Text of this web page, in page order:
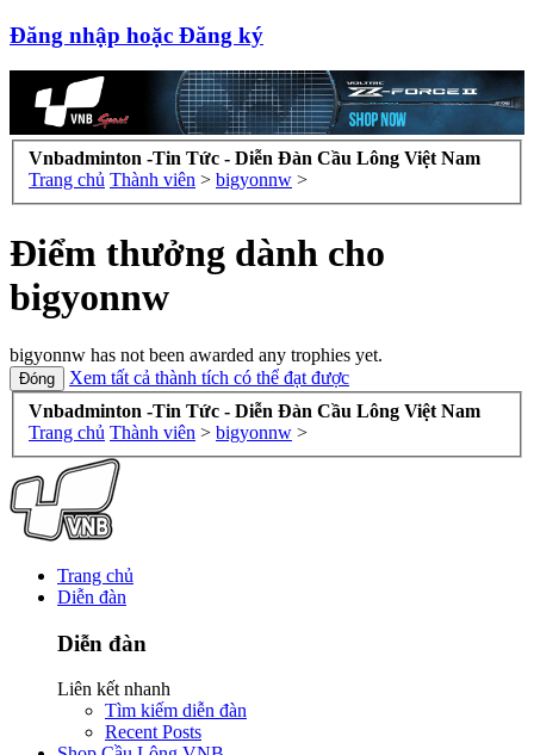
Đăng nhập hoặc Đăng ký
Vnbadminton -Tin Tức - Diễn Đàn Cầu Lông Việt Nam
Trang chủ Thành viên > bigyonnw >
Điểm thưởng dành cho
bigyonnw
bigyonnw has not been awarded any trophies yet.
Xem tất cả thành tích có thể đạt được
Vnbadminton -Tin Tức - Diễn Đàn Cầu Lông Việt Nam
Trang chủ Thành viên > bigyonnw >
Trang chủ
Diễn đàn
Diễn đàn
Liên kết nhanh
Tìm kiếm diễn đàn
Recent Posts